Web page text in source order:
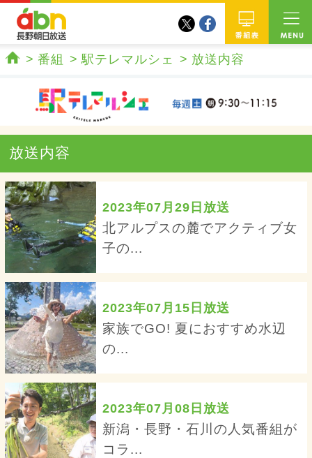
twitterfacebook
番組 駅テレマルシェ 放送内容
放送内容
2023年07月29日放送
北アルプスの麓でアクティブ女
子の...
2023年07月15日放送
家族でGO! 夏におすすめ水辺
の...
2023年07月08日放送
新潟・長野・石川の人気番組が
コラ...